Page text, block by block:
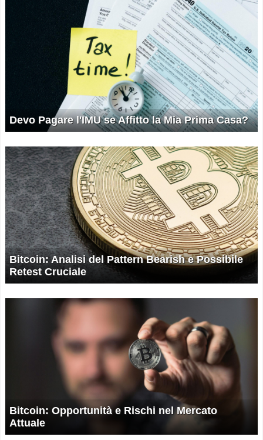
Devo Pagare l'IMU se Affitto la Mia Prima Casa?
Bitcoin: Analisi del Pattern Bearish e Possibile
Retest Cruciale
Bitcoin: Opportunità e Rischi nel Mercato
Attuale